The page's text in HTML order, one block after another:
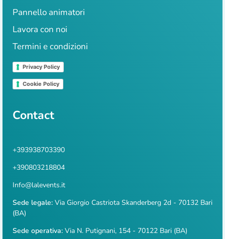
Pannello animatori
Lavora con noi
Termini e condizioni
Privacy Policy
Cookie Policy
Contact
+393938703390
+390803218804
Info@lalevents.it
Sede legale: Via Giorgio Castriota Skanderberg 2d - 70132 Bari
(BA)
Sede operativa: Via N. Putignani, 154 - 70122 Bari (BA)